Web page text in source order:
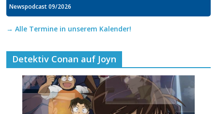
Newspodcast 09/2026
→ Alle Termine in unserem Kalender!
Detektiv Conan auf Joyn